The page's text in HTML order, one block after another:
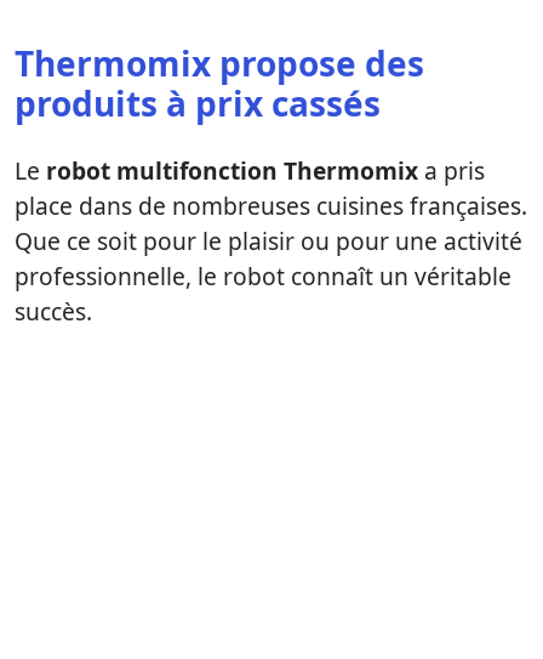
Thermomix propose des
produits à prix cassés
Le robot multifonction Thermomix a pris
place dans de nombreuses cuisines françaises.
Que ce soit pour le plaisir ou pour une activité
professionnelle, le robot connaît un véritable
succès.